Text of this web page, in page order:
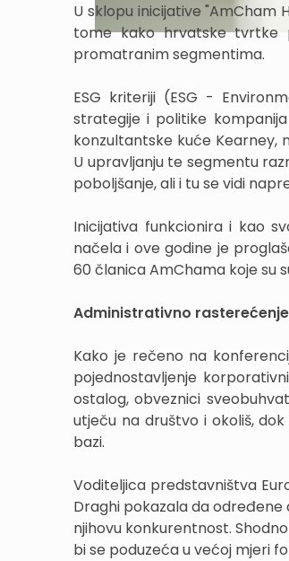
U sklopu inicijative "AmCham
tome kako hrvatske tvrtke
promatranim segmentima.
ESG kriteriji (ESG -
strategije i politike
konzultantske kuće Kearney,
U upravljanju te segmentu
poboljšanje, ali i tu se vidi
Inicijativa funkcionira i kao
načela i ove godine je
60 članica AmChama koje su
Administrativno
Kako je rečeno na
pojednostavljenje
ostalog, obveznici
utječu na društvo i okoliš,
bazi.
Voditeljica predstavništva
Draghi pokazala da
njihovu konkurentnost.
bi se poduzeća u većoj mjeri